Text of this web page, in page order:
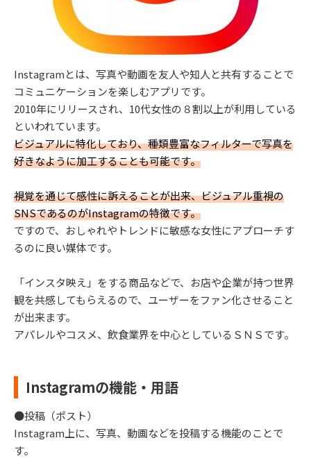
Instagramとは、写真や動画を友人や知人と共有することで
コミュニケーションを楽しむアプリです。
2010年にリリースされ、10代女性の８割以上が利用している
といわれています。
ビジュアルに特化しており、種類豊富なフィルターで写真を
好きなように加工することも可能です。
視覚を通じて感性に訴えることが出来、ビジュアル重視の
SNSであるのがInstagramの特徴です。
ですので、おしゃれやトレンドに敏感な女性にアプローチす
るのに良い媒体です。
「インスタ映え」をする商品などで、お店や企業が持つ世界
観を共感してもらえるので、ユーザーをファン化させること
が出来ます。
アパレルやコスメ、飲食業界を中心としているＳＮＳです。
Instagramの機能・用語
●投稿（ポスト）
Instagram上に、写真、動画などを投稿する機能のことで
す。